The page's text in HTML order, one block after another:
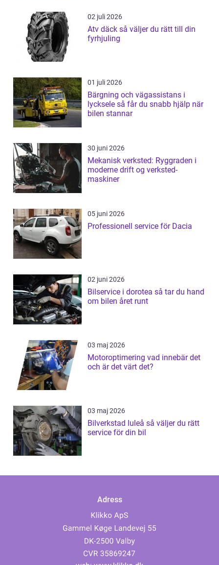
02 juli 2026
Atv däck så väljer du rätt till din
fyrhjuling
01 juli 2026
Bärgning och vägassistans i
lycksele så får du snabb hjälp när
bilen stannar
30 juni 2026
Mekanisk verksted: Ryggraden i
moderne drift og verksted-
maskiner
05 juni 2026
Professionell service för Dacia
02 juni 2026
Bilservice i dorotea så tar du hand
om bilen året runt
03 maj 2026
Motoroptimering vad innebär det
och är det värt det?
03 maj 2026
Bilverkstad luleå så väljer du rätt
service för din bil
Adress